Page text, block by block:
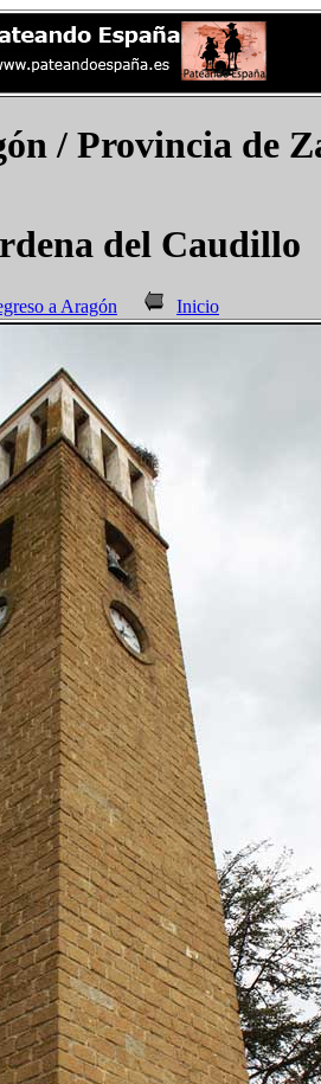
/ Provincia de
del Caudillo
a Aragón Inicio